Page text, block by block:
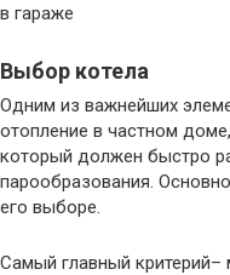
в гараже
Выбор котела
Одним из важнейших
отопление в частном
который должен быстро
парообразования.
его выборе.
Самый главный